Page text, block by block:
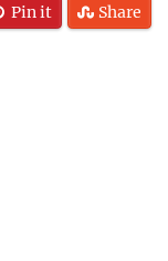
Pin it Share